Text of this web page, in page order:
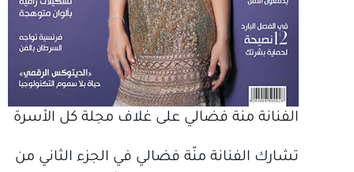
الفنانة منة فضالي على غلاف مجلة كل الأسرة
تشارك الفنانة منّة فضالي في الجزء الثاني من